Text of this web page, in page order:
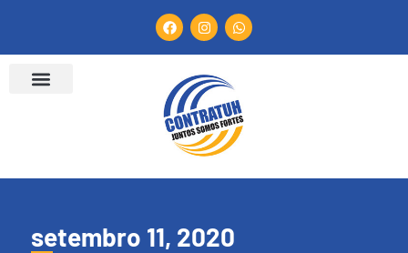
setembro 11, 2020